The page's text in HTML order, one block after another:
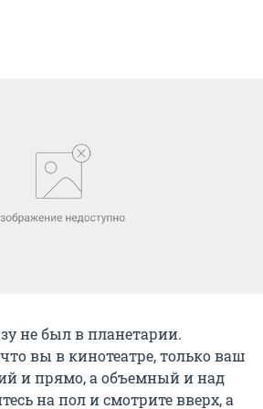
не был в планетарии.
что вы в кинотеатре, только ваш
и прямо, а объемный и над
на пол и смотрите вверх, а